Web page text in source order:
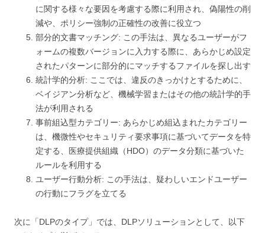
に関する様々な要因を考慮する際に利用され、偽陽性の削
減や、ポリシー強制の正確性の改善に役立つ
部分的文書マッチング: この手法は、異なるユーザーがフ
ォームの複数バージョンに入力する際に、あらかじめ設定
されたパターンに部分的にマッチするファイルを探し出す
統計学的分析: ここでは、違反のきっかけとするために、
ベイジアン分析など、機械学習またはその他の統計学的手
法が利用される
事前組込型カテゴリー: あらかじめ組込まれたカテゴリー
は、機微性やセキュリティ要求事項に基づいてデータを特
定する、医療提供組織（HDO）のデータ分類に基づいた
ルールを利用する
ユーザー行動分析: この手法は、疑わしいエンドユーザー
の行動にフラグを立てる
次に「DLPのタイプ」では、DLPソリューションとして、以下